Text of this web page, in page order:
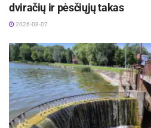
dviračių ir pėsčiųjų takas
2026-08-07